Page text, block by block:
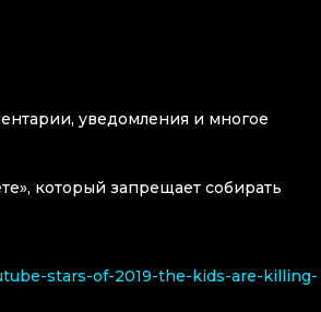
уведомления и многое
который запрещает собирать
stars-of-2019-the-kids-are-killing-